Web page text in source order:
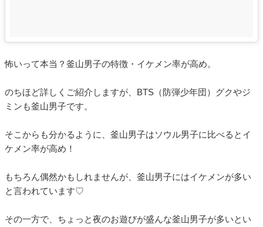
怖いって本当？釜山男子の特徴・イケメン率が高め。
のちほど詳しくご紹介しますが、BTS（防弾少年団）グクやジ
ミンも釜山男子です。
そこからも分かるように、釜山男子はソウル男子に比べるとイ
ケメン率が高め！
もちろん偶然かもしれませんが、釜山男子にはイケメンが多い
と言われています♡
その一方で、ちょっと夜のお遊びが盛んな釜山男子が多いとい